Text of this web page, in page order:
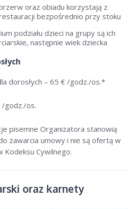
oraz obiadu korzystają z
bezpośrednio przy stoku
podziału dzieci na grupy są ich
następnie wiek dziecka
dorosłych – 65 € /godz./os.*
/godz./os.
pisemne Organizatora stanowią
zawarcia umowy i nie są ofertą w
Kodeksu Cywilnego.
oraz karnety